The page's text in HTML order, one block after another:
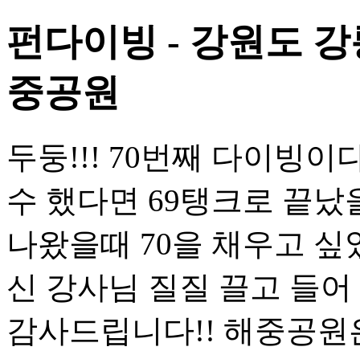
펀다이빙 - 강원도
중공원
두둥!!! 70번째 다이빙이
수 했다면 69탱크로 끝
나왔을때 70을 채우고
신 강사님 질질 끌고 들
감사드립니다!! 해중공